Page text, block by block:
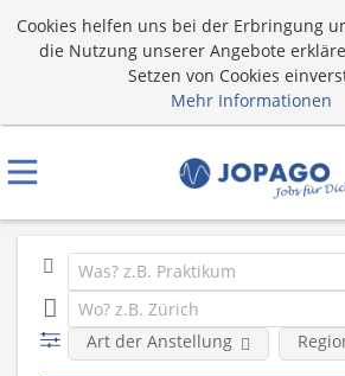
Cookies helfen uns bei der Erbringung
die Nutzung unserer Angebote
Setzen von Cookies
Mehr Informationen
Art der Anstellung